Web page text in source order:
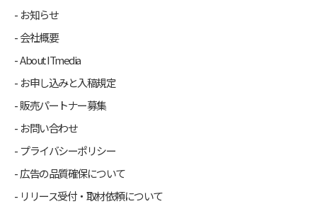
お知らせ
会社概要
About ITmedia
お申し込みと入稿規定
販売パートナー募集
お問い合わせ
プライバシーポリシー
広告の品質確保について
リリース受付・取材依頼について